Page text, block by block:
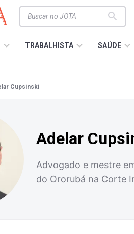
TRABALHISTA SAÚDE
Cupsinski
Adelar
Advogado e mestre
do Ororubá na Corte